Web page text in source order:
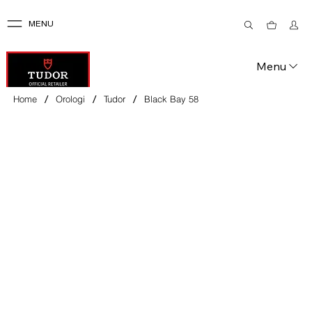
MENU
Menu
Home / Orologi / Tudor / Black Bay 58